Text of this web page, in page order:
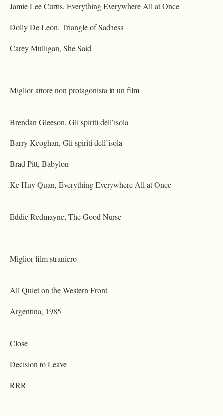
Jamie Lee Curtis, Everything Everywhere All at Once
Dolly De Leon, Triangle of Sadness
Carey Mulligan, She Said
Miglior attore non protagonista in un film
Brendan Gleeson, Gli spiriti dell’isola
Barry Keoghan, Gli spiriti dell’isola
Brad Pitt, Babylon
Ke Huy Quan, Everything Everywhere All at Once
Eddie Redmayne, The Good Nurse
Miglior film straniero
All Quiet on the Western Front
Argentina, 1985
Close
Decision to Leave
RRR